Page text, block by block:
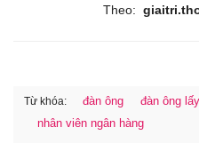
Theo:
Từ khóa: đàn ông đàn ông
nhân viên ngân hàng